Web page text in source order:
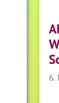
6.